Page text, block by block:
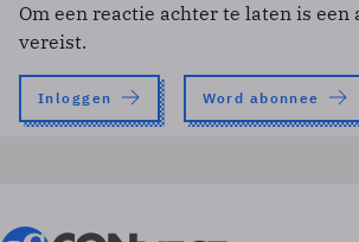
Om een reactie achter te laten is een
vereist.
Inloggen Word abonnee